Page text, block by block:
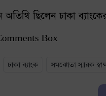
অতিথি ছিলেন ঢাকা
Box
ঢাকা ব্যাংক সমঝোতা স্মারক